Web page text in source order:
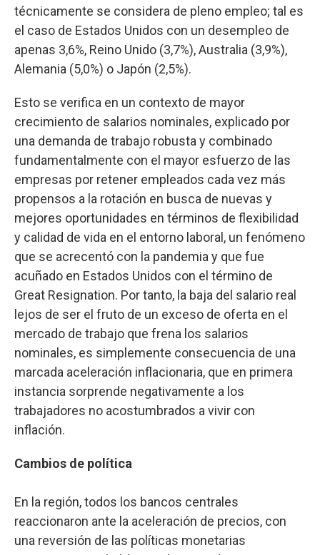
técnicamente se considera de pleno empleo; tal es
el caso de Estados Unidos con un desempleo de
apenas 3,6%, Reino Unido (3,7%), Australia (3,9%),
Alemania (5,0%) o Japón (2,5%).
Esto se verifica en un contexto de mayor
crecimiento de salarios nominales, explicado por
una demanda de trabajo robusta y combinado
fundamentalmente con el mayor esfuerzo de las
empresas por retener empleados cada vez más
propensos a la rotación en busca de nuevas y
mejores oportunidades en términos de flexibilidad
y calidad de vida en el entorno laboral, un fenómeno
que se acrecentó con la pandemia y que fue
acuñado en Estados Unidos con el término de
Great Resignation. Por tanto, la baja del salario real
lejos de ser el fruto de un exceso de oferta en el
mercado de trabajo que frena los salarios
nominales, es simplemente consecuencia de una
marcada aceleración inflacionaria, que en primera
instancia sorprende negativamente a los
trabajadores no acostumbrados a vivir con
inflación.
Cambios de política
En la región, todos los bancos centrales
reaccionaron ante la aceleración de precios, con
una reversión de las políticas monetarias